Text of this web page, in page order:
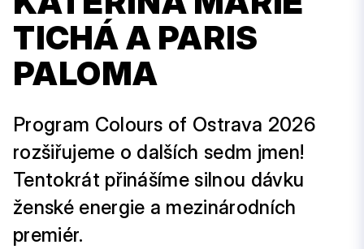
TICHÁ A PARIS
PALOMA
Program Colours of Ostrava 2026
rozšiřujeme o dalších sedm jmen!
Tentokrát přinášíme silnou dávku
ženské energie a mezinárodních
premiér.